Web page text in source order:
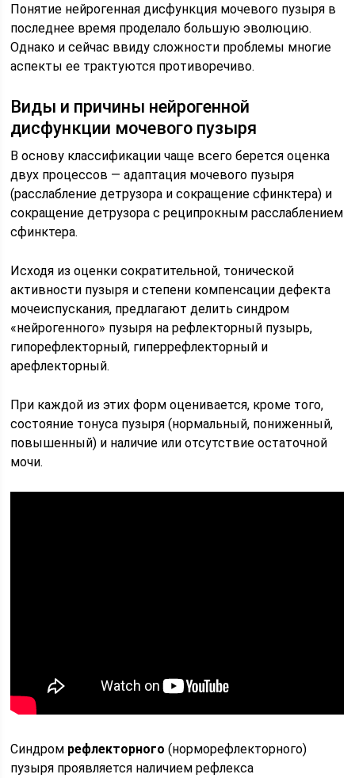
Понятие нейрогенная дисфункция мочевого пузыря в
последнее время проделало большую эволюцию.
Однако и сейчас ввиду сложности проблемы многие
аспекты ее трактуются проти­воречиво.
Виды и причины нейрогенной
дисфункции мочевого пузыря
В основу классификации чаще всего берется оценка
двух процессов — адаптация мочевого пузыря
(расслабление детрузора и сокращение сфин­ктера) и
сокращение детрузора с реципрокным расслаблением
сфинктера.
Исходя из оценки сократительной, тонической
активности пузыря и степени компенсации дефекта
мочеиспускания, предлагают делить синдром
«нейрогенного» пузыря на рефлекторный пузырь,
гипорефлекторный, гиперрефлекторный и
арефлекторный.
При каждой из этих форм оценивается, кроме того,
состояние тонуса пузыря (нормальный, пониженный,
повышен­ный) и наличие или отсутствие остаточной
мочи.
Синдром рефлекторного (норморефлекторного)
пузыря проявляется на­личием рефлекса